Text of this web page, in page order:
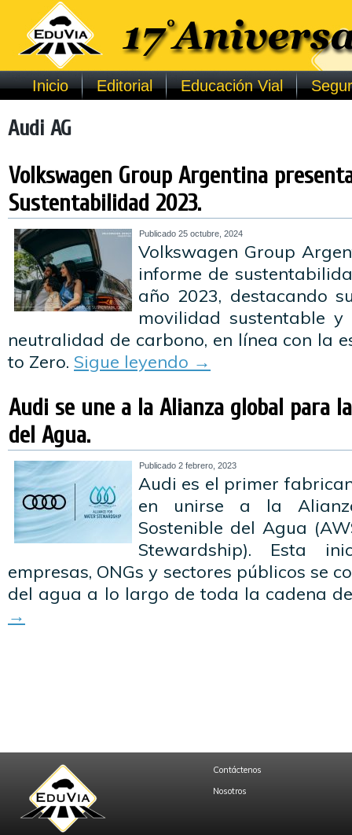
Inicio Editorial Educación Vial
Audi AG
Volkswagen Group Argentina
Sustentabilidad 2023.
Publicado 25 octubre, 2024
Volkswagen Group
informe de
año 2023, destacando
movilidad sustentable
neutralidad de carbono, en línea con la
to Zero. Sigue leyendo →
Audi se une a la Alianza global para
del Agua.
Publicado 2 febrero, 2023
Audi es el primer
en unirse a la
Sostenible del Agua
Stewardship). Esta
empresas, ONGs y sectores públicos se
del agua a lo largo de toda la cadena
→
Contáctenos
Nosotros